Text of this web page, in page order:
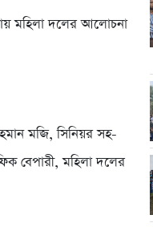
মহিলা দলের আলোচনা
মজি, সিনিয়র সহ-
বেপারী, মহিলা দলের